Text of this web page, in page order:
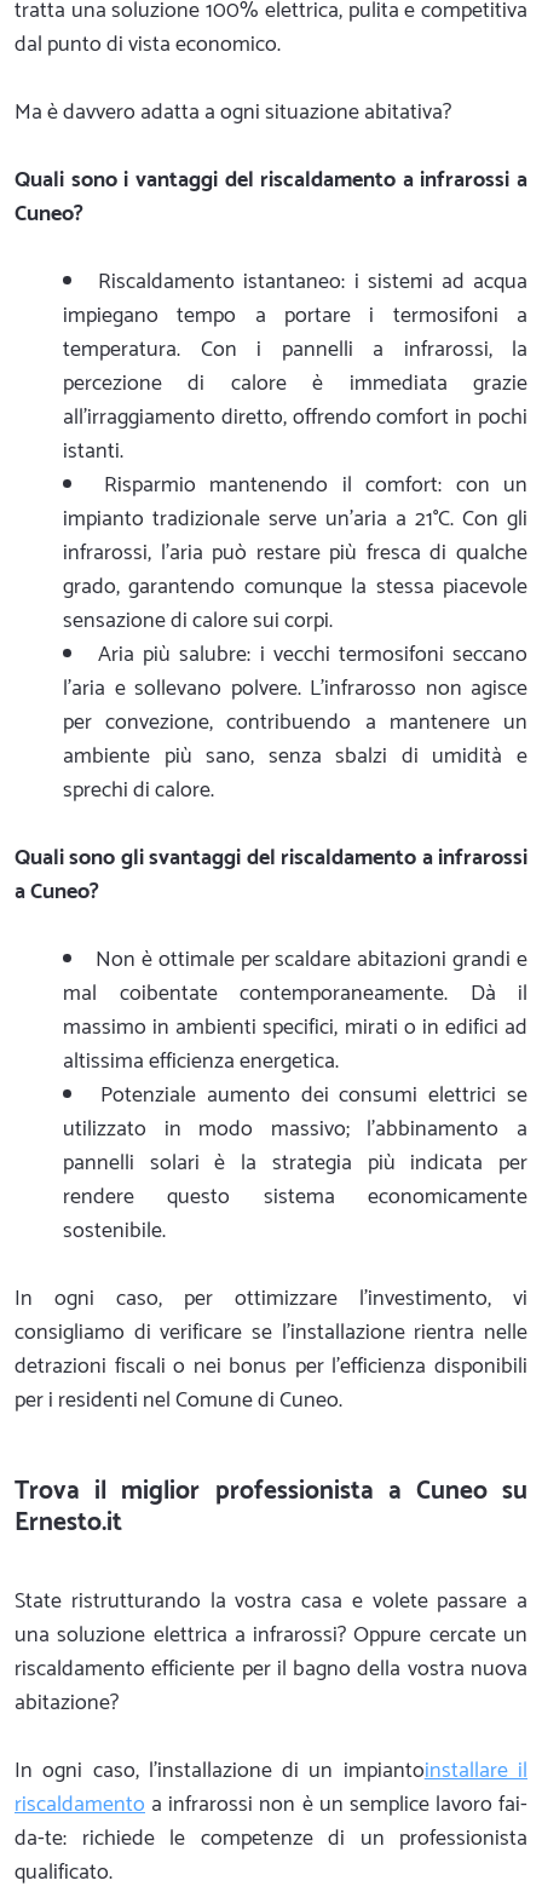
tratta una soluzione 100% elettrica, pulita e competitiva
dal punto di vista economico.
Ma è davvero adatta a ogni situazione abitativa?
Quali sono i vantaggi del riscaldamento a infrarossi a
Cuneo?
Riscaldamento istantaneo: i sistemi ad acqua
impiegano tempo a portare i termosifoni a
temperatura. Con i pannelli a infrarossi, la
percezione di calore è immediata grazie
all'irraggiamento diretto, offrendo comfort in pochi
istanti.
Risparmio mantenendo il comfort: con un
impianto tradizionale serve un'aria a 21°C. Con gli
infrarossi, l'aria può restare più fresca di qualche
grado, garantendo comunque la stessa piacevole
sensazione di calore sui corpi.
Aria più salubre: i vecchi termosifoni seccano
l'aria e sollevano polvere. L'infrarosso non agisce
per convezione, contribuendo a mantenere un
ambiente più sano, senza sbalzi di umidità e
sprechi di calore.
Quali sono gli svantaggi del riscaldamento a infrarossi
a Cuneo?
Non è ottimale per scaldare abitazioni grandi e
mal coibentate contemporaneamente. Dà il
massimo in ambienti specifici, mirati o in edifici ad
altissima efficienza energetica.
Potenziale aumento dei consumi elettrici se
utilizzato in modo massivo; l'abbinamento a
pannelli solari è la strategia più indicata per
rendere questo sistema economicamente
sostenibile.
In ogni caso, per ottimizzare l'investimento, vi
consigliamo di verificare se l'installazione rientra nelle
detrazioni fiscali o nei bonus per l'efficienza disponibili
per i residenti nel Comune di Cuneo.
Trova il miglior professionista a Cuneo su
Ernesto.it
State ristrutturando la vostra casa e volete passare a
una soluzione elettrica a infrarossi? Oppure cercate un
riscaldamento efficiente per il bagno della vostra nuova
abitazione?
In ogni caso, l'installazione di un impiantoinstallare il
riscaldamento a infrarossi non è un semplice lavoro fai-
da-te: richiede le competenze di un professionista
qualificato.